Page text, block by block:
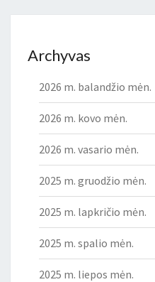
Archyvas
2026 m. balandžio mėn.
2026 m. kovo mėn.
2026 m. vasario mėn.
2025 m. gruodžio mėn.
2025 m. lapkričio mėn.
2025 m. spalio mėn.
2025 m. liepos mėn.